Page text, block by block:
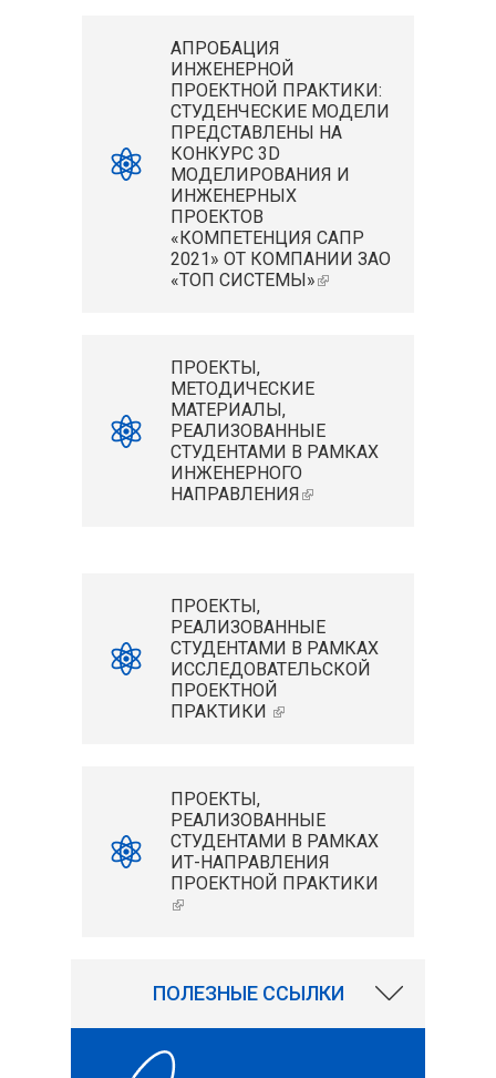
АПРОБАЦИЯ
ИНЖЕНЕРНОЙ
ПРОЕКТНОЙ ПРАКТИКИ:
СТУДЕНЧЕСКИЕ МОДЕЛИ
ПРЕДСТАВЛЕНЫ НА
КОНКУРС 3D
МОДЕЛИРОВАНИЯ И
ИНЖЕНЕРНЫХ
ПРОЕКТОВ
«КОМПЕТЕНЦИЯ САПР
2021» ОТ КОМПАНИИ ЗАО
«ТОП СИСТЕМЫ»(ВНЕШНЯЯ
ПРОЕКТЫ,
МЕТОДИЧЕСКИЕ
МАТЕРИАЛЫ,
РЕАЛИЗОВАННЫЕ
СТУДЕНТАМИ В РАМКАХ
ИНЖЕНЕРНОГО
НАПРАВЛЕНИЯ(ВНЕШНЯЯ
ПРОЕКТЫ,
РЕАЛИЗОВАННЫЕ
СТУДЕНТАМИ В РАМКАХ
ИССЛЕДОВАТЕЛЬСКОЙ
ПРОЕКТНОЙ
ПРАКТИКИ (ВНЕШНЯЯ
ПРОЕКТЫ,
РЕАЛИЗОВАННЫЕ
СТУДЕНТАМИ В РАМКАХ
ИТ-НАПРАВЛЕНИЯ
ПРОЕКТНОЙ ПРАКТИКИ
(ВНЕШНЯЯ ССЫЛКА)
ПОЛЕЗНЫЕ ССЫЛКИ